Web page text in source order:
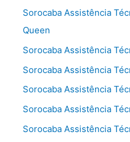
Sorocaba Assistência
Queen
Sorocaba Assistência
Sorocaba Assistência
Sorocaba Assistência
Sorocaba Assistência
Sorocaba Assistência